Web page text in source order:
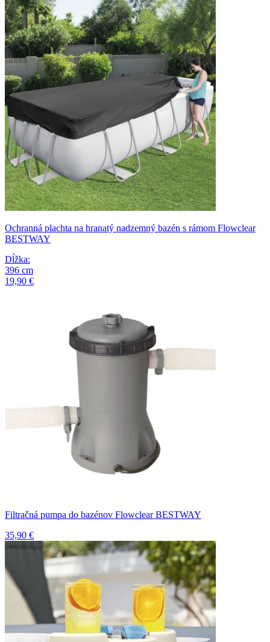
Ochranná plachta na hranatý nadzemný bazén s rámom Flowclear
BESTWAY
Dĺžka:
396 cm
19,90 €
Filtračná pumpa do bazénov Flowclear BESTWAY
35,90 €